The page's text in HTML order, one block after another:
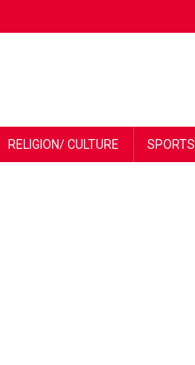
RELIGION/ CULTURE SPORTS